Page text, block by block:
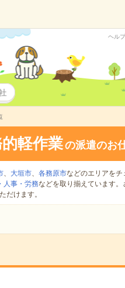
ヘル
軽作業の派遣のお
、 大垣市、 各務原市などのエリアをチ
人事・労務などを取り揃えています。
だけます。